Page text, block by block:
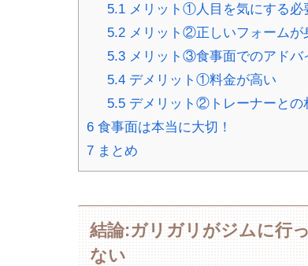
5.1メリット①人目を気にする必
5.2メリット②正しいフォームが
5.3メリット③食事面でのアドバ
5.4デメリット①料金が高い
5.5デメリット②トレーナーとの
6 食事面は本当に大切！
7 まとめ
結論:ガリガリがジムに行
ない